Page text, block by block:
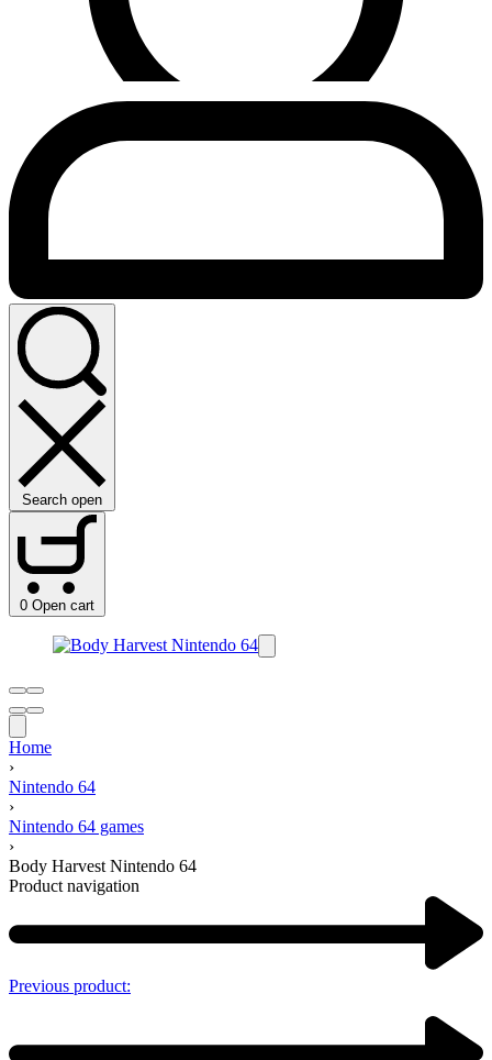
Search open
0 Open cart
Home
›
Nintendo 64
›
Nintendo 64 games
›
Body Harvest Nintendo 64
Product navigation
Previous product: